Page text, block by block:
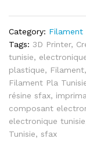
Category: Filament
Tags: 3D Printer,
tunisie,
plastique, Filament,
Filament Pla
résine sfax,
composant
electronique tunisie
Tunisie, sfax